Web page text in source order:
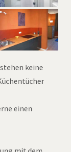
keine
einen